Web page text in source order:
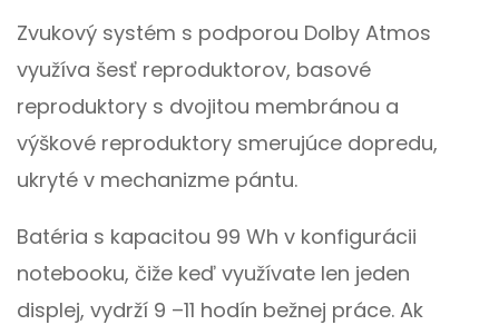
Zvukový systém s podporou Dolby Atmos
využíva šesť reproduktorov, basové
reproduktory s dvojitou membránou a
výškové reproduktory smerujúce dopredu,
ukryté v mechanizme pántu.
Batéria s kapacitou 99 Wh v konfigurácii
notebooku, čiže keď využívate len jeden
displej, vydrží 9 –11 hodín bežnej práce. Ak